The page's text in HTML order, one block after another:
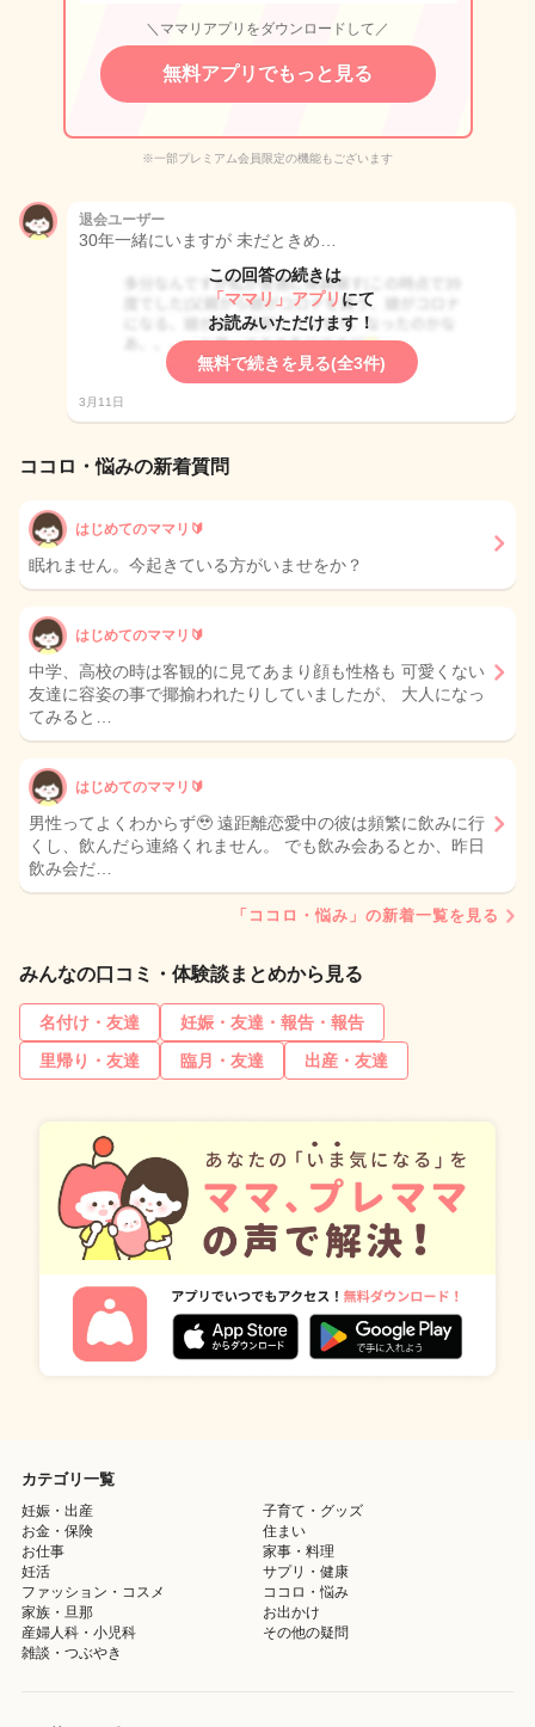
＼ママリアプリをダウンロードして／
無料アプリでもっと見る
※一部プレミアム会員限定の機能もございます
退会ユーザー
30年一緒にいますが 未だときめ…
この回答の続きは
「ママリ」アプリ にて
お読みいただけます！
無料で続きを見る(全3件)
3月11日
ココロ・悩みの新着質問
はじめてのママリ🔰
眠れません。今起きている方がいませをか？
はじめてのママリ🔰
中学、高校の時は客観的に見てあまり顔も性格も 可愛くない
友達に容姿の事で揶揄われたりしていましたが、 大人になっ
てみると…
はじめてのママリ🔰
男性ってよくわからず🥹 遠距離恋愛中の彼は頻繁に飲みに行
くし、飲んだら連絡くれません。 でも飲み会あるとか、昨日
飲み会だ…
「ココロ・悩み」の新着一覧を見る
みんなの口コミ・体験談まとめから見る
名付け・友達
妊娠・友達・報告・報告
里帰り・友達
臨月・友達 出産・友達
カテゴリ一覧
妊娠・出産
子育て・グッズ
お金・保険
住まい
お仕事
家事・料理
妊活
サプリ・健康
ファッション・コスメ
ココロ・悩み
家族・旦那
お出かけ
産婦人科・小児科
その他の疑問
雑談・つぶやき